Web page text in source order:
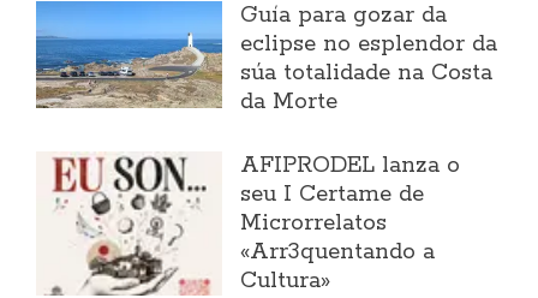
Guía para gozar da
eclipse no esplendor da
súa totalidade na Costa
da Morte
AFIPRODEL lanza o
seu I Certame de
Microrrelatos
«Arr3quentando a
Cultura»